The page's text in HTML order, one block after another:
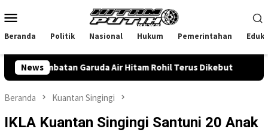
ke
Mobile
Beranda Politik Nasional Hukum Pemerintahan
News
Jembatan Garuda Air Hitam Rohil Terus Dikebut
Beranda Kuantan Singingi
IKLA Kuantan Singingi Santuni 20 Anak